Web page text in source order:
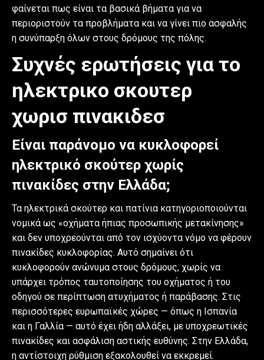
φαίνεται πως είναι τα βασικά βήματα για να
περιοριστούν τα προβλήματα και να γίνει πιο ασφαλής
η συνύπαρξη όλων στους δρόμους της πόλης.
Συχνές ερωτήσεις για το
ηλεκτρικο σκουτερ
χωρισ πινακιδεσ
Είναι παράνομο να κυκλοφορεί
ηλεκτρικό σκούτερ χωρίς
πινακίδες στην Ελλάδα;
Τα ηλεκτρικά σκούτερ και πατίνια κατηγοριοποιούνται
νομικά ως «οχήματα ήπιας προσωπικής μετακίνησης»
και δεν υποχρεούνται από τον ισχύοντα νόμο να φέρουν
πινακίδες κυκλοφορίας. Αυτό σημαίνει ότι
κυκλοφορούν ανώνυμα στους δρόμους, χωρίς να
υπάρχει τρόπος ταυτοποίησης του οχήματος ή του
οδηγού σε περίπτωση ατυχήματος ή παράβασης. Στις
περισσότερες ευρωπαϊκές χώρες — όπως η Ισπανία
και η Γαλλία — αυτό έχει ήδη αλλάξει, με υποχρεωτικές
πινακίδες και ασφάλιση αστικής ευθύνης. Στην Ελλάδα,
η αντίστοιχη ρύθμιση εξακολουθεί να εκκρεμεί.